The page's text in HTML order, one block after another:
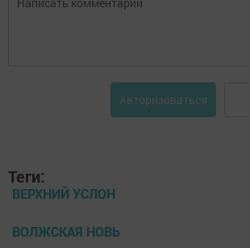
Авторизоваться
Теги:
ВЕРХНИЙ УСЛОН
ВОЛЖСКАЯ НОВЬ